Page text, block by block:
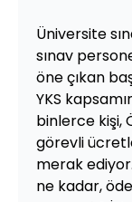
Üniversite
sınav
öne çıkan
YKS
binlerce kişi,
görevli
merak
ne kadar,